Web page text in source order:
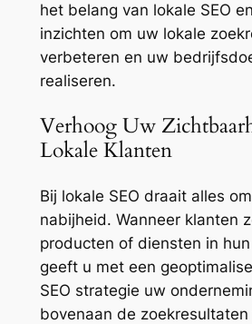
het belang van lokale SEO
inzichten om uw lokale
verbeteren en uw
realiseren.
Verhoog Uw
Lokale Klanten
Bij lokale SEO draait alles
nabijheid. Wanneer klanten
producten of diensten in
geeft u met een
SEO strategie uw
bovenaan de